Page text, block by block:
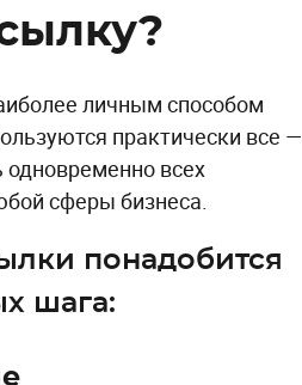
личным способом
практически все —
всех
сферы бизнеса.
понадобится
шага: